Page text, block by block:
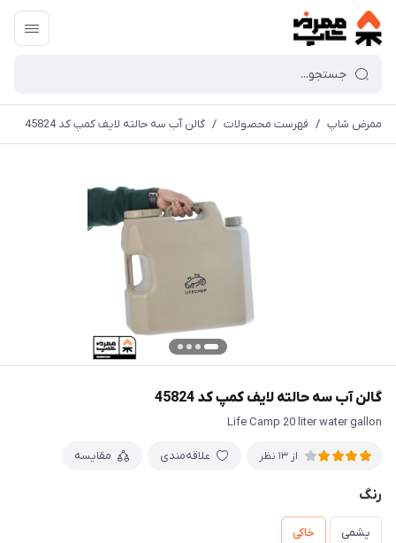
ممرض شاپ / فهرست محصولات / گالن آب سه حالته لايف کمپ کد 45824
گالن آب سه حالته لايف کمپ کد 45824
Life Camp 20 liter water gallon
از 13 نظر علاقه‌مندی مقایسه
رنگ
یشمی خاکی